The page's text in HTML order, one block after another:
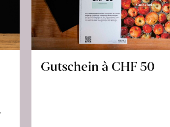
Gutschein à CHF 50